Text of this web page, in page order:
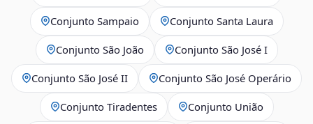
Conjunto Sampaio Conjunto Santa Laura
Conjunto São João Conjunto São José I
Conjunto São José II Conjunto São José Operário
Conjunto Tiradentes Conjunto União